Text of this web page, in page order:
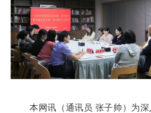
本网讯（通讯员 张子帅）为深